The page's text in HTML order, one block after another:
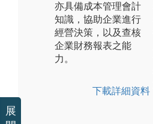
亦具備成本管理會計
知識，協助企業進行
經營決策，以及查核
企業財務報表之能
力。
下載詳細資料
展